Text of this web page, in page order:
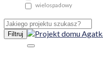
wielospadowy
Filtruj